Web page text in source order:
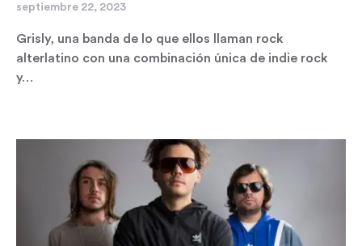
septiembre 22, 2023
Grisly, una banda de lo que ellos llaman rock
alterlatino con una combinación única de indie rock
y…